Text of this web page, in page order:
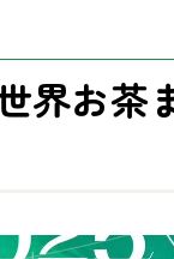
界お茶